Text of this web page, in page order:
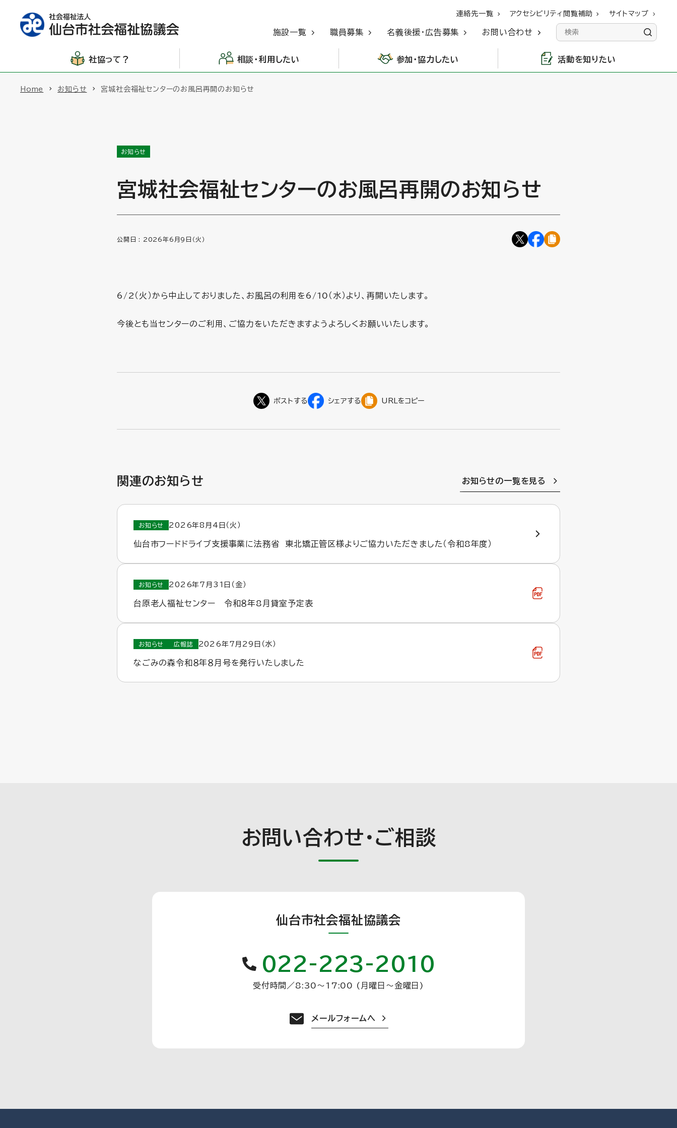
連絡先一覧 アクセシビリティ閲覧補助 サイトマップ
施設一覧 職員募集 名義後援・広告募集 お問い合わせ
社協って？ 相談・利用したい 参加・協力したい 活動を知りたい
Home お知らせ 宮城社会福祉センターのお風呂再開のお知らせ
お知らせ
宮城社会福祉センターのお風呂再開のお知らせ
公開日 : 2026年6月9日（火）
6/2（火）から中止しておりました、お風呂の利用を6/10（水）より、再開いたします。
今後とも当センターのご利用、ご協力をいただきますようよろしくお願いいたします。
URLをコピー
関連のお知らせ お知らせの一覧を見る
お知らせ 2026年8月4日（火）
仙台市フードドライブ支援事業に法務省 東北矯正管区様よりご協力いただきました（令和8年度）
お知らせ 2026年7月31日（金）
台原老人福祉センター 令和８年8月貸室予定表
お知らせ 広報誌 2026年7月29日（水）
なごみの森令和８年８月号を発行いたしました
お問い合わせ・ご相談
仙台市社会福祉協議会
022-223-2010
受付時間 ／8:30〜17:00 (月曜日〜金曜日)
メールフォームへ